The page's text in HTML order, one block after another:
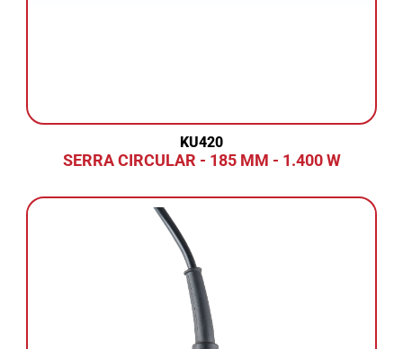
KU420
SERRA CIRCULAR - 185 MM - 1.400 W